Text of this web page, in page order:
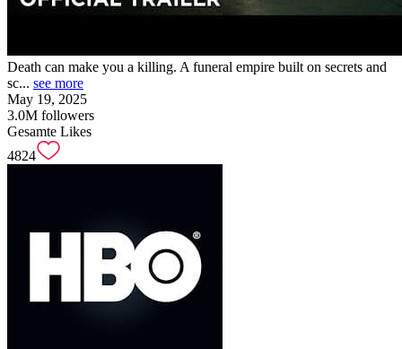
Death can make you a killing. A funeral empire built on secrets and
sc... see more
May 19, 2025
3.0M followers
Gesamte Likes
4824